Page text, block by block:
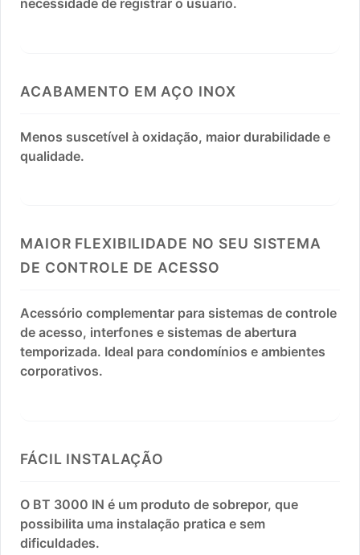
necessidade de registrar o usuario.
ACABAMENTO EM AÇO INOX
Menos suscetível à oxidação, maior durabilidade e
qualidade.
MAIOR FLEXIBILIDADE NO SEU SISTEMA
DE CONTROLE DE ACESSO
Acessório complementar para sistemas de controle
de acesso, interfones e sistemas de abertura
temporizada. Ideal para condomínios e ambientes
corporativos.
FÁCIL INSTALAÇÃO
O BT 3000 IN é um produto de sobrepor, que
possibilita uma instalação pratica e sem
dificuldades.